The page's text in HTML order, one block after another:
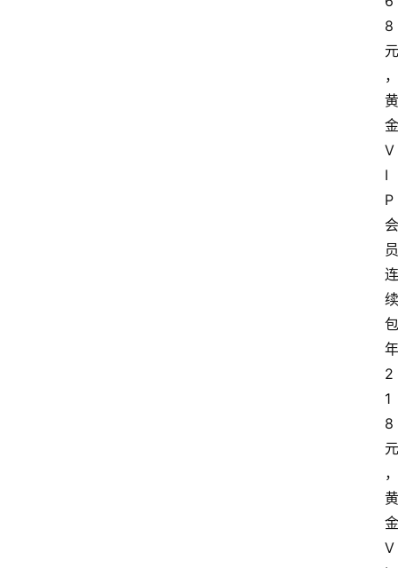
8
元
，
黄
金
V
I
P
会
员
连
续
包
年
2
1
8
元
，
黄
金
V